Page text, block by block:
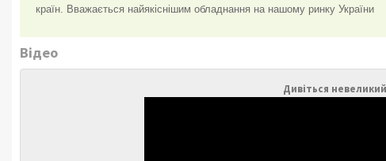
країн. Вважається найякіснішим обладнання на нашому ринку України
Відео
Дивіться